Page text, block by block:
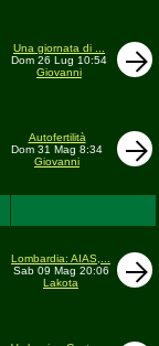
Una giornata di ...
Dom 26 Lug 10:54
Giovanni
Autofertilità
Dom 31 Mag 8:34
Giovanni
Lombardia: AIAS,...
Sab 09 Mag 20:06
Lakota